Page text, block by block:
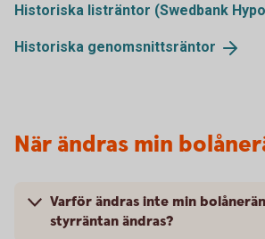
Historiska listräntor (Swedbank
Historiska genomsnittsräntor
När ändras min
Varför ändras inte min
styrräntan ändras?